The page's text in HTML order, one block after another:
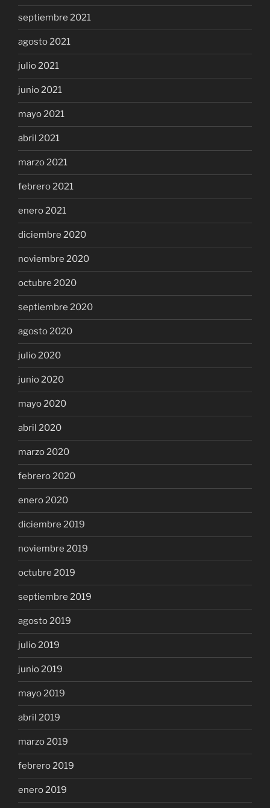
septiembre 2021
agosto 2021
julio 2021
junio 2021
mayo 2021
abril 2021
marzo 2021
febrero 2021
enero 2021
diciembre 2020
noviembre 2020
octubre 2020
septiembre 2020
agosto 2020
julio 2020
junio 2020
mayo 2020
abril 2020
marzo 2020
febrero 2020
enero 2020
diciembre 2019
noviembre 2019
octubre 2019
septiembre 2019
agosto 2019
julio 2019
junio 2019
mayo 2019
abril 2019
marzo 2019
febrero 2019
enero 2019